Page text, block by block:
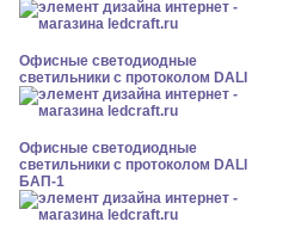
Офисные светодиодные
светильники с протоколом DALI
Офисные светодиодные
светильники с протоколом DALI
БАП-1